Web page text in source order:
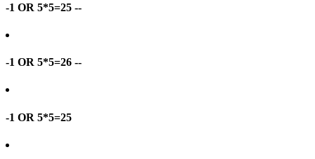
-1 OR 5*5=25 --
-1 OR 5*5=26 --
-1 OR 5*5=25